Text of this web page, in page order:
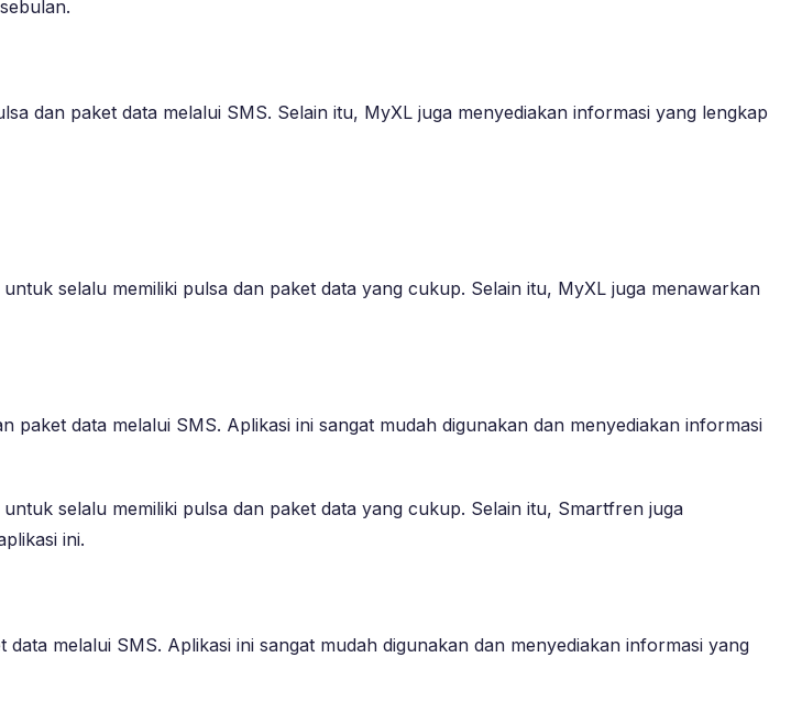
dan paket data melalui SMS. Selain itu, MyXL juga menyediakan informasi yang lengkap
selalu memiliki pulsa dan paket data yang cukup. Selain itu, MyXL juga menawarkan
data melalui SMS. Aplikasi ini sangat mudah digunakan dan menyediakan informasi
selalu memiliki pulsa dan paket data yang cukup. Selain itu, Smartfren juga
ini.
melalui SMS. Aplikasi ini sangat mudah digunakan dan menyediakan informasi yang